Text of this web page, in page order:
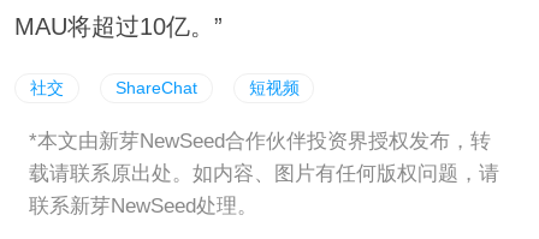
MAU将超过10亿。”
社交 ShareChat 短视频
*本文由新芽NewSeed合作伙伴投资界授权发布，转
载请联系原出处。如内容、图片有任何版权问题，请
联系新芽NewSeed处理。